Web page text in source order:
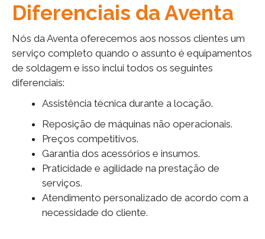
Diferenciais da Aventa
Nós da Aventa oferecemos aos nossos clientes um
serviço completo quando o assunto é equipamentos
de soldagem e isso inclui todos os seguintes
diferenciais:
Assistência técnica durante a locação.
Reposição de máquinas não operacionais.
Preços competitivos.
Garantia dos acessórios e insumos.
Praticidade e agilidade na prestação de
serviços.
Atendimento personalizado de acordo com a
necessidade do cliente.